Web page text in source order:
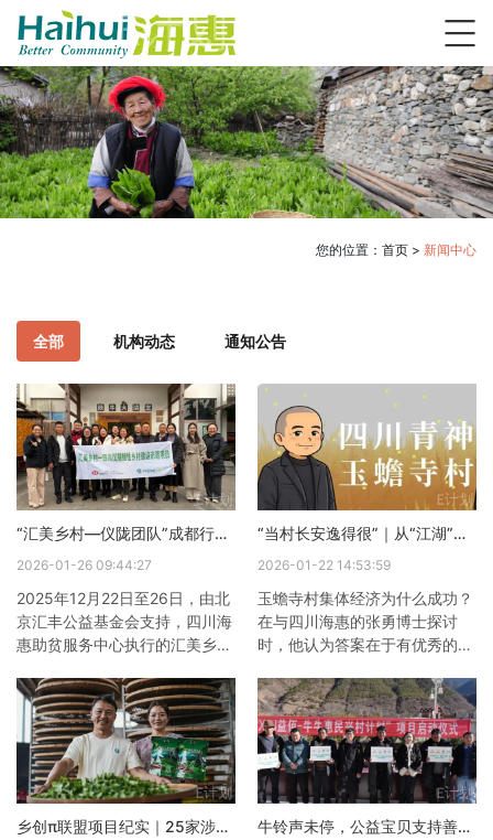
您的位置： 首页 > 新闻中心
全部 机构动态 通知公告
“汇美乡村—仪陇团队”成都行：走进一线取真经，共探乡村韧性发展之路
2026-01-26 09:44:27
2025年12月22日至26日，由北
京汇丰公益基金会支持，四川海
惠助贫服务中心执行的汇美乡村
项目第一次集体学习活动圆满完
成。本次走访活动聚焦“经济韧
性”与“社会韧性”两大主题，通过
实地走访、深度交流，团队成员
共同学习了“乡村产业发展、合
作社运营、集体经济组织框架搭
建、养老服务模式”等内容，为
“当村长安逸得很”｜从“江湖”到村庄，两位村支书的人生急拐弯
2026-01-22 14:53:59
玉蟾寺村集体经济为什么成功？
在与四川海惠的张勇博士探讨
时，他认为答案在于有优秀的村
公心。（详见上篇《两个“生意
人”如何带村民分红40多
万？》）要理解玉蟾寺村的今
天，就得认识两位关键人物——
村总支书记任福华和副书记郑志
彬。巧合的是，他俩都是经商出
身。是什么改变了他们的人生轨
乡创π联盟项目纪实｜25家涉农主体已获首笔支持金，带动上千农户共同发展 牛铃声未停，公益宝贝支持善意延伸